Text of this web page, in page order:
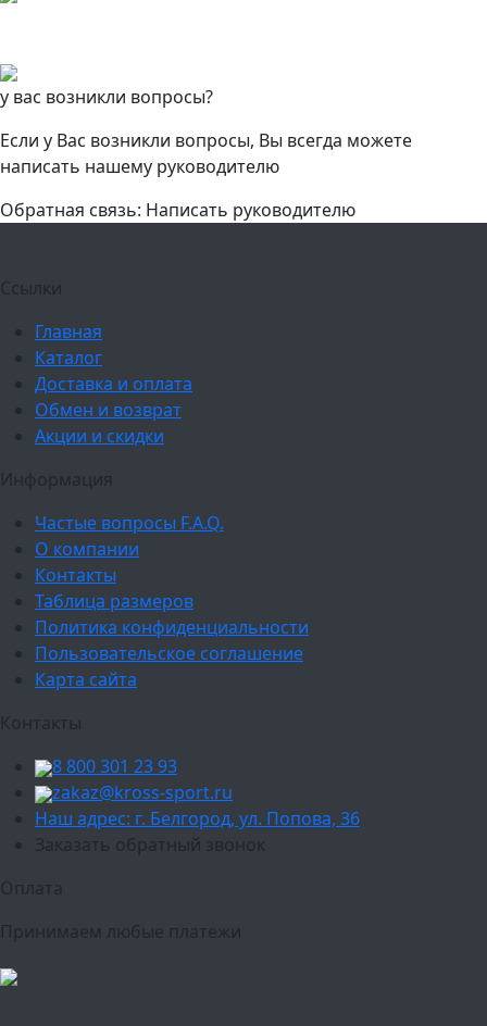
у вас возникли вопросы?
Если у Вас возникли вопросы, Вы всегда можете
написать нашему руководителю
Обратная связь: Написать руководителю
Ссылки
Главная
Каталог
Доставка и оплата
Обмен и возврат
Акции и скидки
Информация
Частые вопросы F.A.Q.
О компании
Контакты
Таблица размеров
Политика конфиденциальности
Пользовательское соглашение
Карта сайта
Контакты
8 800 301 23 93
zakaz@kross-sport.ru
Наш адрес: г. Белгород, ул. Попова, 36
Заказать обратный звонок
Оплата
Принимаем любые платежи